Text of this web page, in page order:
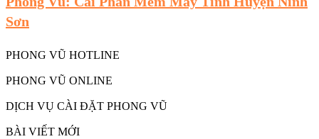
Sơn
PHONG VŨ HOTLINE
PHONG VŨ ONLINE
DỊCH VỤ CÀI ĐẶT PHONG VŨ
BÀI VIẾT MỚI